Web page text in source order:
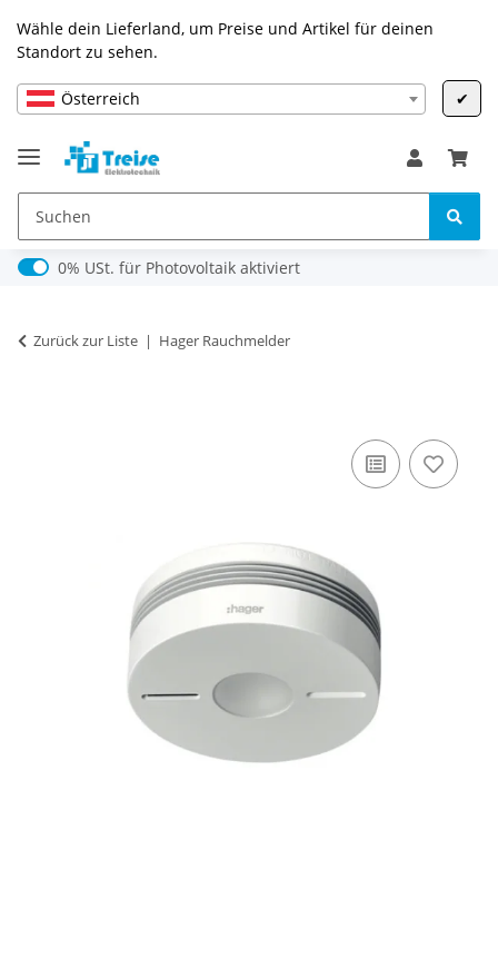
Wähle dein Lieferland, um Preise und Artikel für deinen
Standort zu sehen.
Österreich ✔
0% USt. für Photovoltaik (§ 12 Abs. 3 UStG)
0% USt. für Photovoltaik aktiviert
Zurück zur Liste Hager Rauchmelder